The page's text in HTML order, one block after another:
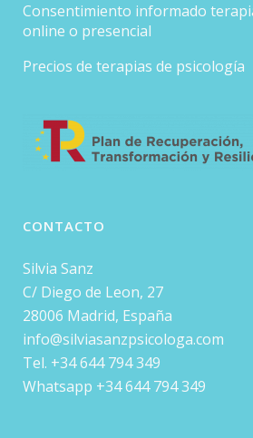
Consentimiento informado
online o presencial
Precios de terapias de psicología
CONTACTO
Silvia Sanz
C/ Diego de Leon, 27
28006 Madrid, España
info@silviasanzpsicologa.com
Tel. +34 644 794 349
Whatsapp +34 644 794 349